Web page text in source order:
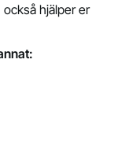
hjälper er